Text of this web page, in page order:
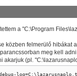
a "C:\Program
közben felmerülő hibákat
meg kell
akarjuk (pl.